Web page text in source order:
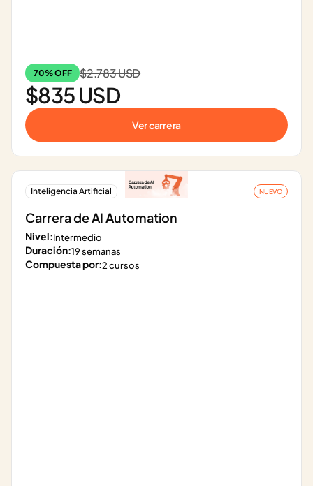
70% OFF $2.783 USD
$835 USD
Ver carrera
Inteligencia Artificial NUEVO
Carrera de AI Automation
Nivel:Intermedio
Duración:19 semanas
Compuesta por:2 cursos